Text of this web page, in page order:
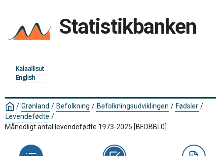
Statistikbanken
Kalaallisut
English
/ Grønland / Befolkning / Befolkningsudviklingen / Fødsler /
Levendefødte /
Månedligt antal levendefødte 1973-2025 [BEDBBL0]